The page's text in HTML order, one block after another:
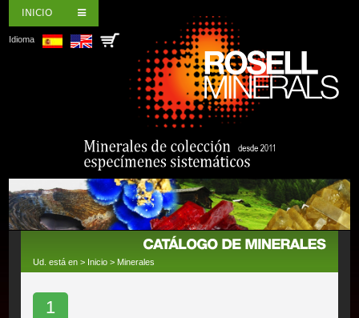
INICIO
Idioma
Ud. está en > Inicio > Minerales
1